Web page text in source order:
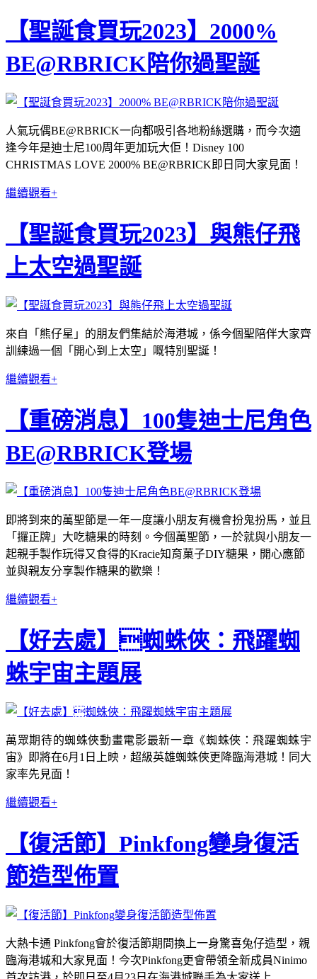
【聖誕食買玩2023】2000%
BE@RBRICK陪你過聖誕
人氣玩偶BE@RBRICK一向都吸引各地粉絲選購，而今次適
逢今年是迪士尼100周年更加玩大佢！Disney 100
CHRISTMAS LOVE 2000% BE@RBRICK即日同大家見面！
繼續觀看+
【聖誕食買玩2023】與熊仔飛
上太空過聖誕
來自「熊仔星」的朋友們集結於海港城，係今個聖陪伴大家齊
訓練過一個「開心到上太空」嘅特別聖誕！
繼續觀看+
【重磅消息】100隻迪士尼角色
BE@RBRICK登場
即將到來的萬聖節是一年一度讓小朋友有機會扮鬼扮馬，並且
「攞正牌」大吃糖果的時刻。今個萬聖節，一於就與小朋友一
起親手製作玩得又食得的Kracie知育菓子DIY糖果，開心應節
並與親友分享製作糖果的歡樂！
繼續觀看+
【好去處】蜘蛛俠：飛躍蜘
蛛宇宙主題展
萬眾期待的蜘蛛俠動畫電影最新一章《蜘蛛俠：飛躍蜘蛛宇
宙》即將在6月1日上映，超級英雄蜘蛛俠更降臨海港城！同大
家率先見面！
繼續觀看+
【復活節】Pinkfong變身復活
節造型佈置
大熱卡通 Pinkfong會於復活節期間換上一身驚喜兔仔造型，親
臨海港城和大家見面！今次Pinkfong更會帶領全新成員Ninimo